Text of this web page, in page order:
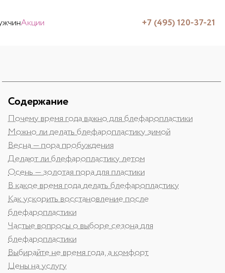
Акции +7 (495) 120-37-21
Содержание
Почему время года важно для блефаропластики
Можно ли делать блефаропластику зимой
Весна — пора пробуждения
Делают ли блефаропластику летом
Осень — золотая пора для пластики
В какое время года делать блефаропластику
Как ускорить восстановление после
блефаропластики
Частые вопросы о выборе сезона для
блефаропластики
Выбирайте не время года, а комфорт
Цены на услугу